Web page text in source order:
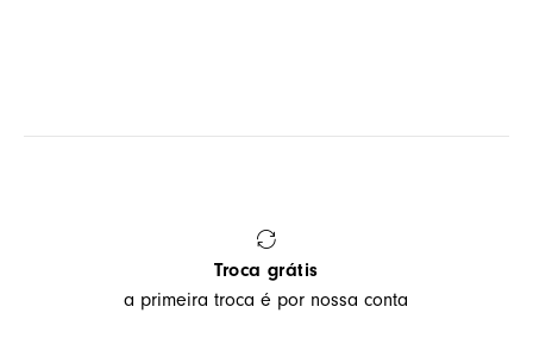
Troca grátis
a primeira troca é por nossa conta